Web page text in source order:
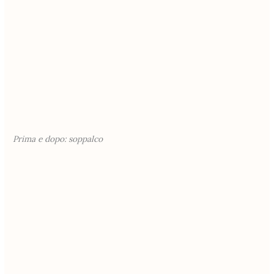
Prima e dopo: soppalco